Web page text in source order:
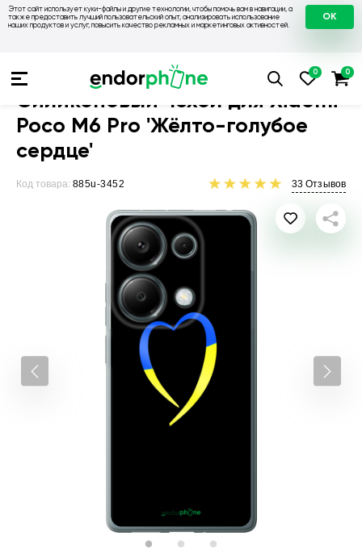
Этот сайт использует куки-файлы и другие технологии, чтобы помочь вам в навигации, а
также предоставить лучший пользовательский опыт, анализировать использование
наших продуктов и услуг, повысить качество рекламных и маркетинговых активностей.
OK
Чехлы на Xiaomi Чехол для Xiaomi
Силиконовый чехол для Xiaomi
Poco M6 Pro 'Жёлто-голубое
сердце'
Код товара: 885u-3452 33 Отзывов